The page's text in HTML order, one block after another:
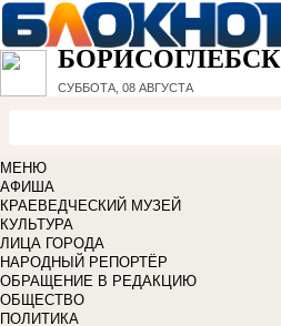
БОРИСОГЛЕБСК
СУББОТА, 08 АВГУСТА
МЕНЮ
АФИША
КРАЕВЕДЧЕСКИЙ МУЗЕЙ
КУЛЬТУРА
ЛИЦА ГОРОДА
НАРОДНЫЙ РЕПОРТЁР
ОБРАЩЕНИЕ В РЕДАКЦИЮ
ОБЩЕСТВО
ПОЛИТИКА